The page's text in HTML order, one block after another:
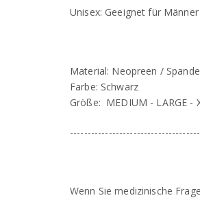
Unisex: Geeignet für
Material: Neopreen /
Farbe: Schwarz
Größe: MEDIUM - LARGE -
Wenn Sie medizinische